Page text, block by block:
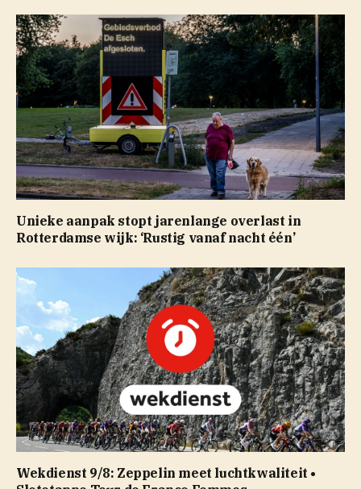
Unieke aanpak stopt jarenlange overlast in
Rotterdamse wijk: ‘Rustig vanaf nacht één’
Wekdienst 9/8: Zeppelin meet luchtkwaliteit •